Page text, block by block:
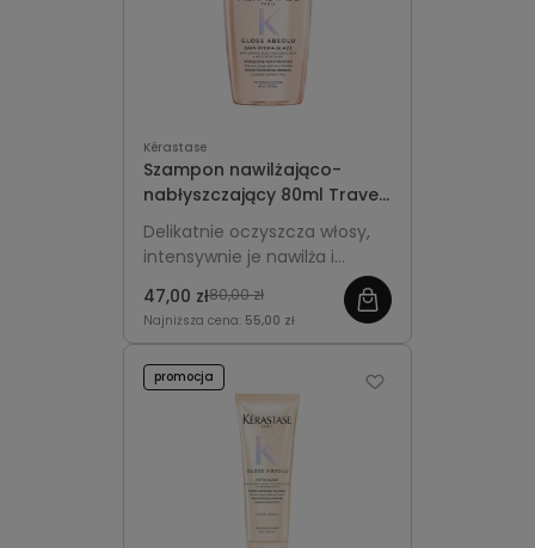
Kérastase
Szampon nawilżająco-
nabłyszczający 80ml Travel
Size - Kérastase Gloss
Absolu Hydra-Glaze
Delikatnie oczyszcza włosy,
intensywnie je nawilża i
nadaje im świetlisty blask bez
obciążania.
47,00 zł80,00 zł
Najniższa cena: 55,00 zł
promocja